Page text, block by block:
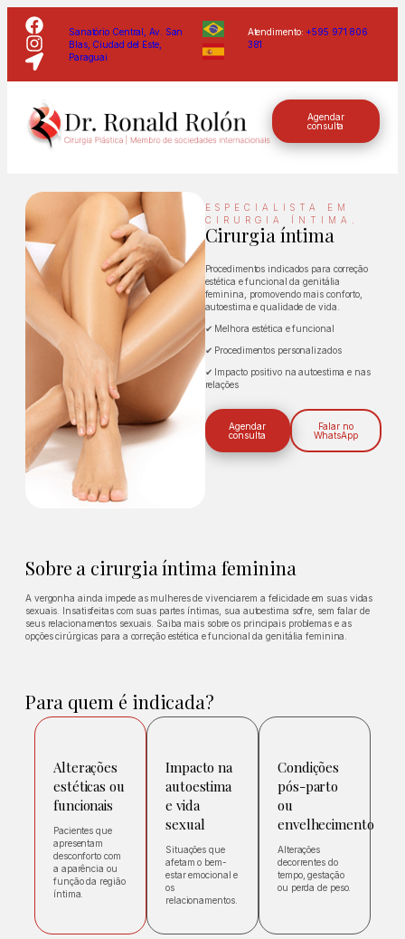
Sanatório Central, Av. San
Blas, Ciudad del Este,
Paraguai
Atendimento: +595 971 806
381
Agendar
consulta
ESPECIALISTA EM
CIRURGIA ÍNTIMA.
Cirurgia íntima
Procedimentos indicados para correção
estética e funcional da genitália
feminina, promovendo mais conforto,
autoestima e qualidade de vida.
✔ Melhora estética e funcional
✔ Procedimentos personalizados
✔ Impacto positivo na autoestima e nas
relações
Agendar
consulta
Falar no
WhatsApp
Sobre a cirurgia íntima feminina
A vergonha ainda impede as mulheres de vivenciarem a felicidade em suas vidas
sexuais. Insatisfeitas com suas partes íntimas, sua autoestima sofre, sem falar de
seus relacionamentos sexuais. Saiba mais sobre os principais problemas e as
opções cirúrgicas para a correção estética e funcional da genitália feminina.
Para quem é indicada?
Alterações
estéticas ou
funcionais
Pacientes que
apresentam
desconforto com
a aparência ou
função da região
íntima.
Impacto na
autoestima
e vida
sexual
Situações que
afetam o bem-
estar emocional e
os
relacionamentos.
Condições
pós-parto
ou
envelhecimento
Alterações
decorrentes do
tempo, gestação
ou perda de peso.